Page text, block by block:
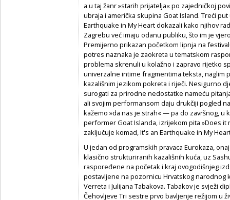
a u taj žanr »starih prijatelja« po zajedničkoj
ubraja i američka skupina Goat Island. Treći
Earthquake in My Heart dokazali kako njihov
Zagrebu već imaju odanu publiku, što im je
Premijerno prikazan početkom lipnja na
potres naznaka je zaokreta u tematskom
problema skrenuli u kolažno i zapravo rijetko
univerzalne intime fragmentima teksta, naglim
kazališnim jezikom pokreta i riječi. Nesigurno
surogati za prirodne nedostatke nameću
ali svojim performansom daju drukčiji pogled
kažemo »da nas je strah« — pa do završnog, u
performer Goat Islanda, izrijekom pita »Does it
zaključuje komad, It's an Earthquake in My
U jedan od programskih pravaca Eurokaza,
klasično strukturiranih kazališnih kuća, uz
raspoređene na početak i kraj ovogodišnjeg
postavljene na pozornicu Hrvatskog narodnog
Verreta i Julijana Tabakova. Tabakov je svježi
Čehovljeve Tri sestre prvo bavljenje režijom u